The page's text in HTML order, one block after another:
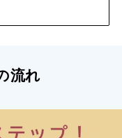
流れ